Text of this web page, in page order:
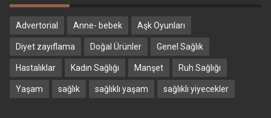
Advertorial Anne- bebek Aşk Oyunları
Diyet zayıflama Doğal Ürünler Genel Sağlık
Hastalıklar Kadın Sağlığı Manşet Ruh Sağlığı
Yaşam sağlık sağlıklı yaşam sağlıklı yiyecekler